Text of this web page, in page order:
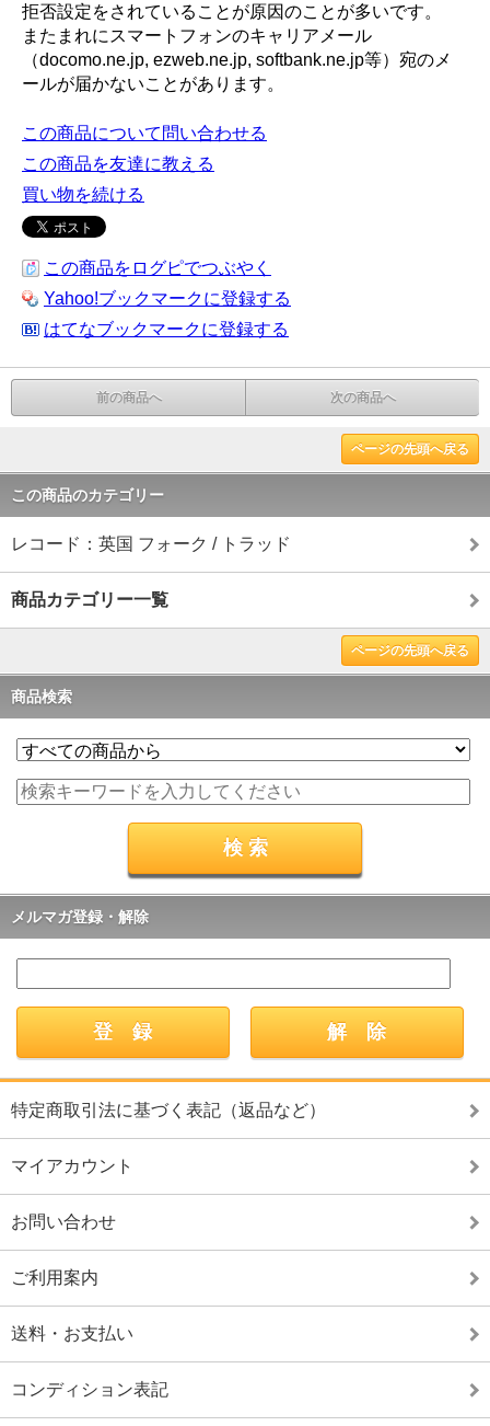
拒否設定をされていることが原因のことが多いです。
またまれにスマートフォンのキャリアメール
（docomo.ne.jp, ezweb.ne.jp, softbank.ne.jp等）宛のメ
ールが届かないことがあります。
この商品について問い合わせる
この商品を友達に教える
買い物を続ける
この商品をログピでつぶやく
Yahoo!ブックマークに登録する
はてなブックマークに登録する
前の商品へ 次の商品へ
ページの先頭へ戻る
この商品のカテゴリー
レコード：英国 フォーク / トラッド
商品カテゴリー一覧
ページの先頭へ戻る
商品検索
メルマガ登録・解除
特定商取引法に基づく表記（返品など）
マイアカウント
お問い合わせ
ご利用案内
送料・お支払い
コンディション表記